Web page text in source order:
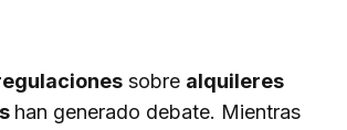
sobre alquileres
han generado debate. Mientras